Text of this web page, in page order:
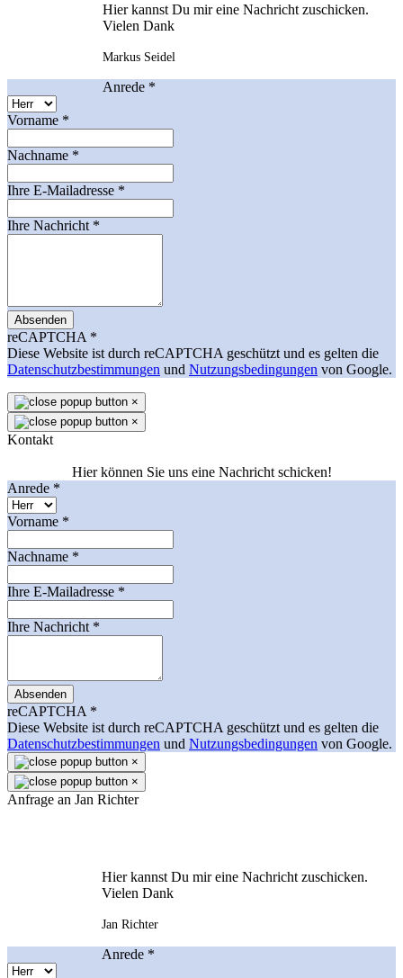
Hier kannst Du mir eine Nachricht zuschicken.
Vielen Dank
Markus Seidel
Anrede *
Vorname *
Nachname *
Ihre E-Mailadresse *
Ihre Nachricht *
Absenden
reCAPTCHA *
Diese Website ist durch reCAPTCHA geschützt und es gelten die
Datenschutzbestimmungen und Nutzungsbedingungen von Google.
×
×
Kontakt
Hier können Sie uns eine Nachricht schicken!
Anrede *
Vorname *
Nachname *
Ihre E-Mailadresse *
Ihre Nachricht *
Absenden
reCAPTCHA *
Diese Website ist durch reCAPTCHA geschützt und es gelten die
Datenschutzbestimmungen und Nutzungsbedingungen von Google.
×
×
Anfrage an Jan Richter
Hier kannst Du mir eine Nachricht zuschicken.
Vielen Dank
Jan Richter
Anrede *